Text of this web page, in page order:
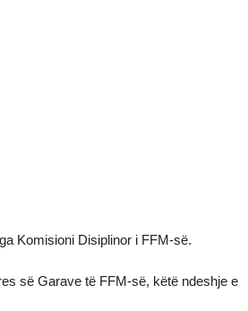
Komisioni Disiplinor i FFM-së.
së Garave të FFM-së, këtë ndeshje e